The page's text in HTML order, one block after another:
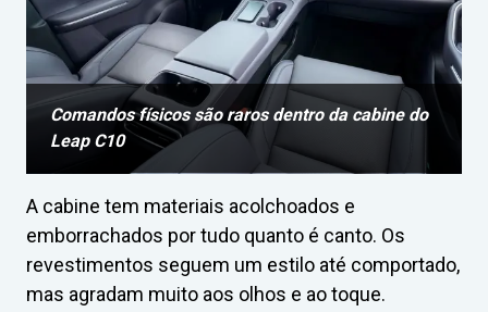
Comandos físicos são raros dentro da cabine do
Leap C10
A cabine tem materiais acolchoados e
emborrachados por tudo quanto é canto. Os
revestimentos seguem um estilo até comportado,
mas agradam muito aos olhos e ao toque.